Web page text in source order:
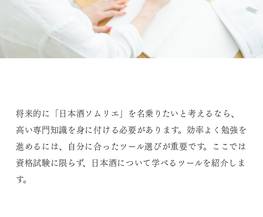
将来的に「日本酒ソムリエ」を名乗りたいと考えるなら、
高い専門知識を身に付ける必要があります。効率よく勉強を
進めるには、自分に合ったツール選びが重要です。ここでは
資格試験に限らず、日本酒について学べるツールを紹介しま
す。